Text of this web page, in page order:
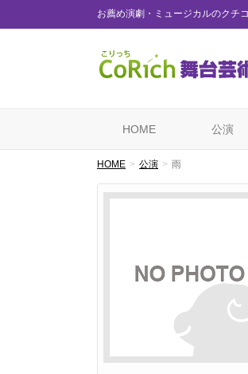
お薦め演劇・ミュージカルのクチ
HOME 公演
HOME 公演 雨